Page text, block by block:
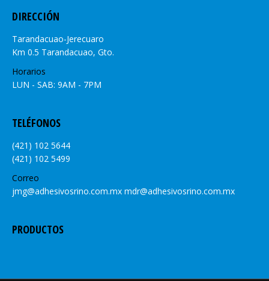
DIRECCIÓN
Tarandacuao-Jerecuaro
Km 0.5 Tarandacuao, Gto.
Horarios
LUN - SAB: 9AM - 7PM
TELÉFONOS
(421) 102 5644
(421) 102 5499
Correo
jmg@adhesivosrino.com.mx mdr@adhesivosrino.com.mx
PRODUCTOS